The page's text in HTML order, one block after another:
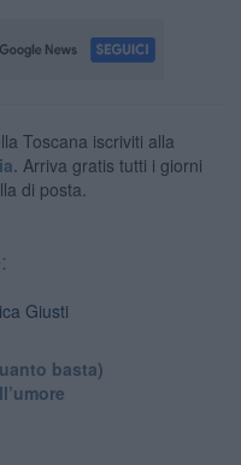
Toscana iscriviti alla
Arriva gratis tutti i giorni
di posta.
Giusti
basta)